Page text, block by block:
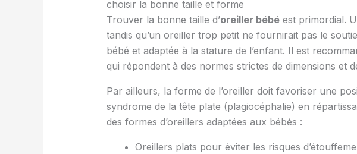
choisir la bonne taille et forme
Trouver la bonne taille d’oreiller bébéest primordial.
tandis qu’un oreiller trop petit ne fournirait pas le
bébé et adaptée à la stature de l’enfant. Il est
qui répondent à des normes strictes de dimensions et
Par ailleurs, la forme de l’oreiller doit favoriser une
syndrome de la tête plate (plagiocéphalie) en
des formes d’oreillers adaptées aux bébés :
Oreillers plats pour éviter les risques